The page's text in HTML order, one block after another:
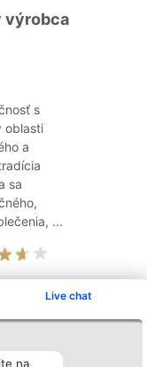
Live chat
na
výrobca
s
oblasti
a
sa
...
Kontakt